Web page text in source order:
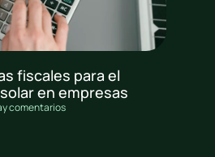
fiscales para el
en empresas
comentarios